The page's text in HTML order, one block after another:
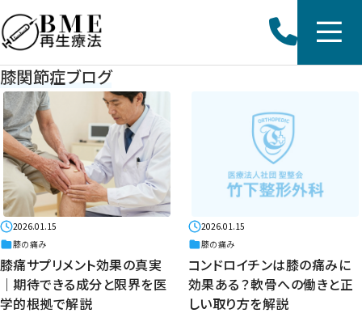
膝関節症ブログ
2026.01.15
膝の痛み
膝痛サプリメント効果の真実
｜期待できる成分と限界を医
学的根拠で解説
2026.01.15
膝の痛み
コンドロイチンは膝の痛みに
効果ある？軟骨への働きと正
しい取り方を解説